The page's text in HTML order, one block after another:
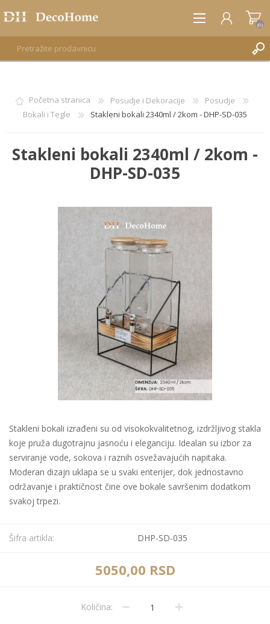
REGISTRUJTE SE
PRIJAVA
(0)
Početna stranica Posudje i Dekoracije
Posudje
Bokali i Tegle
Stakleni bokali 2340ml / 2kom - DHP-SD-035
Stakleni bokali 2340ml / 2kom -
DHP-SD-035
Stakleni bokali izrađeni su od visokokvalitetnog, izdržljivog stakla
koje pruža dugotrajnu jasnoću i eleganciju. Idealan su izbor za
serviranje vode, sokova i raznih osvežavajućih napitaka.
Moderan dizajn uklapa se u svaki enterijer, dok jednostavno
održavanje i praktičnost čine ove bokale savršenim dodatkom
svakoj trpezi.
Šifra artikla: DHP-SD-035
5050,00 RSD
Količina: